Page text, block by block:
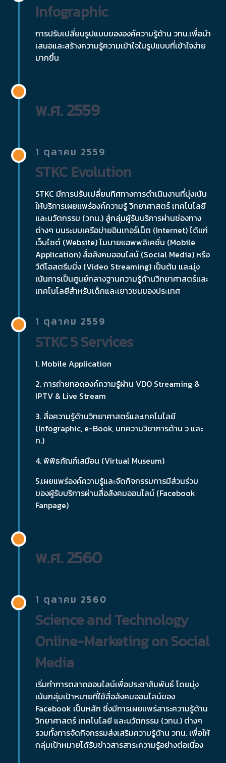
Infographic
การปรับเปลี่ยนรูปแบบขององค์ความรู้ด้าน วทน.เพื่อนำ
เสนอและสร้างความรู้ความเข้าใจในรูปแบบที่เข้าใจง่าย
มากขึ้น
พ.ศ. 2559
1 ตุลาคม 2559
STKC Evolution
STKC มีการปรับเปลี่ยนทิศทางการดำเนินงานที่มุ่งเน้น
ให้บริการเผยแพร่องค์ความรู้ วิทยาศาสตร์ เทคโนโลยี
และนวัตกรรม (วทน.) สู่กลุ่มผู้รับบริการผ่านช่องทาง
ต่างๆ บนระบบเครือข่ายอินเทอร์เน็ต (Internet) ได้แก่
เว็บไซต์ (Website) โมบายแอพพลิเคชั่น (Mobile
Application) สื่อสังคมออนไลน์ (Social Media) หรือ
วีดีโอสตรีมมิ่ง (Video Streaming) เป็นต้น และมุ่ง
เน้นการเป็นศูนย์กลางฐานความรู้ด้านวิทยาศาสตร์และ
เทคโนโลยีสำหรับเด็กและเยาวชนของประเทศ
1 ตุลาคม 2559
STKC 5 Services
1. Mobile Application
2. การถ่ายทอดองค์ความรู้ผ่าน VDO Streaming &
IPTV & Live Stream
3. สื่อความรู้ด้านวิทยาศาสตร์และเทคโนโลยี
(Infographic, e-Book, บทความวิชาการด้าน ว และ
ท.)
4. พิพิธภัณฑ์เสมือน (Virtual Museum)
5.เผยแพร่องค์ความรู้และจัดกิจกรรมการมีส่วนร่วม
ของผู้รับบริการผ่านสื่อสังคมออนไลน์ (Facebook
Fanpage)
พ.ศ. 2560
1 ตุลาคม 2560
Science and Technology
Online-Marketing on Social
Media
เริ่มทำการตลาดออนไลน์เพื่อประชาสัมพันธ์ โดยมุ่ง
เน้นกลุ่มเป้าหมายที่ใช้สื่อสังคมออนไลน์ของ
Facebook เป็นหลัก ซึ่งมีการเผยแพร่สาระความรู้ด้าน
วิทยาศาสตร์ เทคโนโลยี และนวัตกรรม (วทน.) ต่างๆ
รวมทั้งการจัดกิจกรรมส่งเสริมความรู้ด้าน วทน. เพื่อให้
กลุ่มเป้าหมายได้รับข่าวสารสาระความรู้อย่างต่อเนื่อง